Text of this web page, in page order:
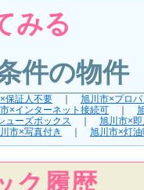
みる
件の物件
保証人不要 ｜ 旭川市×プロ
×インターネット接続可 ｜
ューズボックス ｜ 旭川市×
市×写真付き ｜ 旭川市×灯
ク履歴